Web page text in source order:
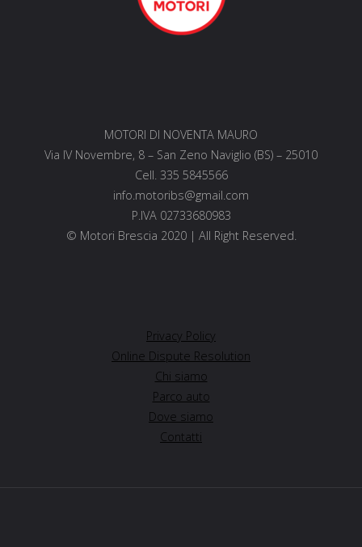
MOTORI DI NOVENTA MAURO
Via IV Novembre, 8 – San Zeno Naviglio (BS) – 25010
Cell. 335 5845566
info.motoribs@gmail.com
P.IVA 02733680983
© Motori Brescia 2020 | All Right Reserved.
Privacy Policy
Online Dispute Resolution
Chi siamo
Parco auto
Dove siamo
Contatti